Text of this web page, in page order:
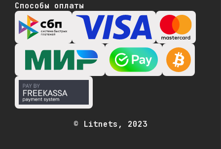
Способы оплаты
© Litnets, 2023